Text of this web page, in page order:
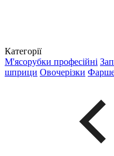
Категорії
М'ясорубки професійні
шприци Овочерізки